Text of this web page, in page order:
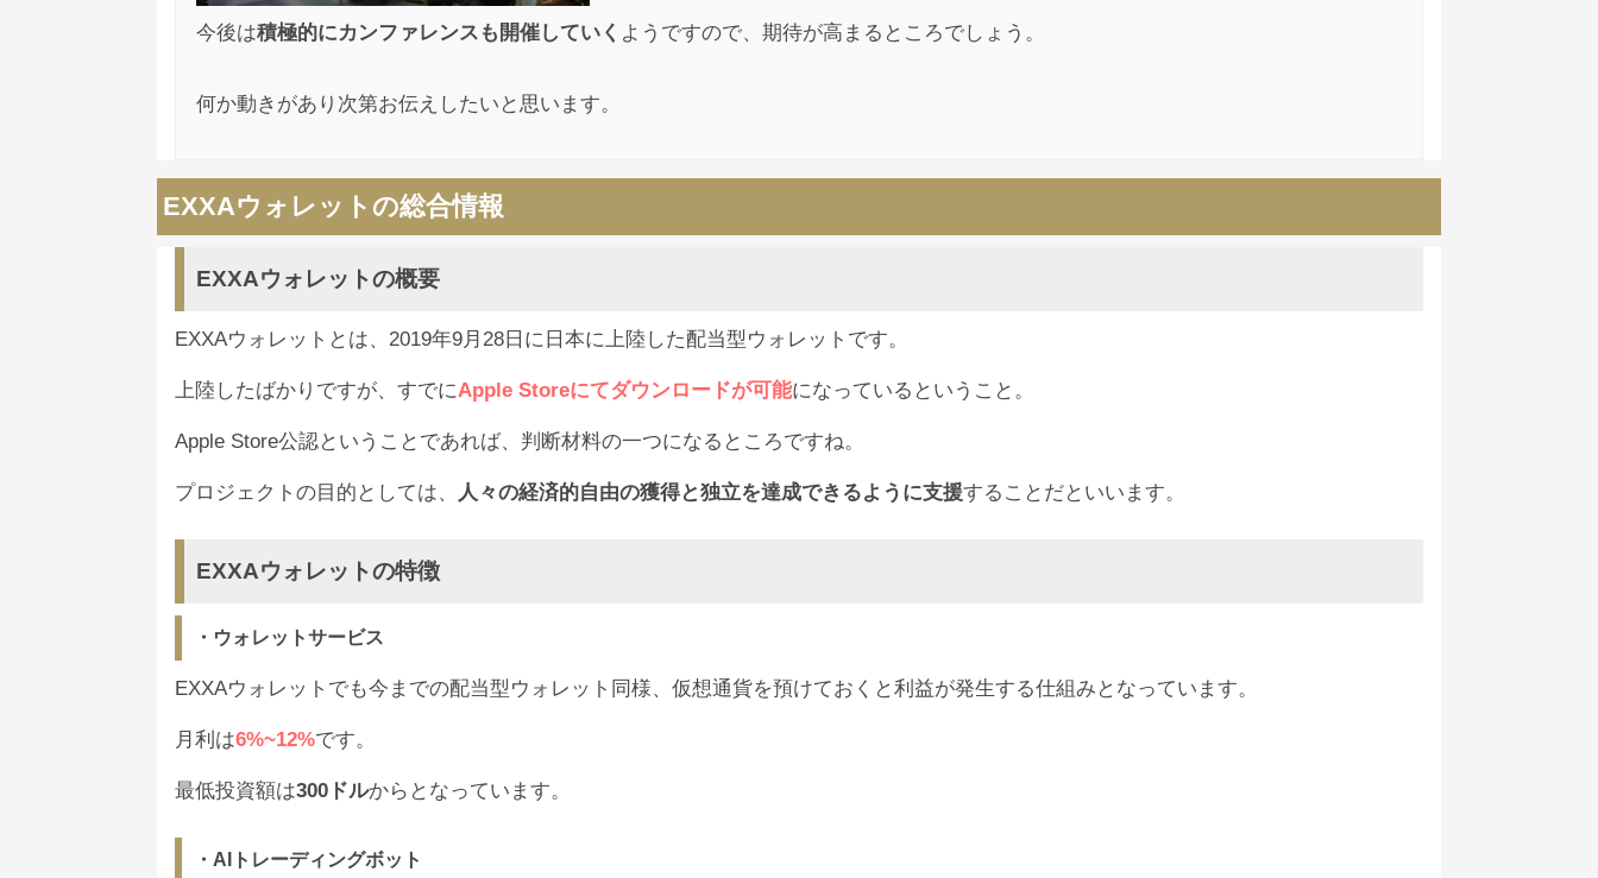
今後は積極的にカンファレンスも開催していく ようですので、期待が高まるところでしょう。
何か動きがあり次第お伝えしたいと思います。
EXXAウォレットの総合情報
EXXAウォレットの概要
EXXAウォレットとは、2019年9月28日に日本に上陸した配当型ウォレットです。
上陸したばかりですが、すでにApple Storeにてダウンロードが可能になっているということ。
Apple Store公認ということであれば、判断材料の一つになるところですね。
プロジェクトの目的としては、 人々の経済的自由の獲得と独立を達成できるように支援することだといいます。
EXXAウォレットの特徴
・ウォレットサービス
EXXAウォレットでも今までの配当型ウォレット同様、仮想通貨を預けておくと利益が発生する仕組みとなっています。
月利は6%~12%です。
最低投資額は300ドルからとなっています。
・AIトレーディングボット